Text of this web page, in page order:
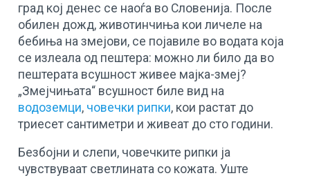
град кој денес се наоѓа во Словенија. После
обилен дожд, животинчиња кои личеле на
бебиња на змејови, се појавиле во водата која
се излеала од пештера: можно ли било да во
пештерата всушност живее мајка-змеј?
„Змејчињата“ всушност биле вид на
водоземци, човечки рипки, кои растат до
триесет сантиметри и живеат до сто години.
Безбојни и слепи, човечките рипки ја
чувствуваат светлината со кожата. Уште